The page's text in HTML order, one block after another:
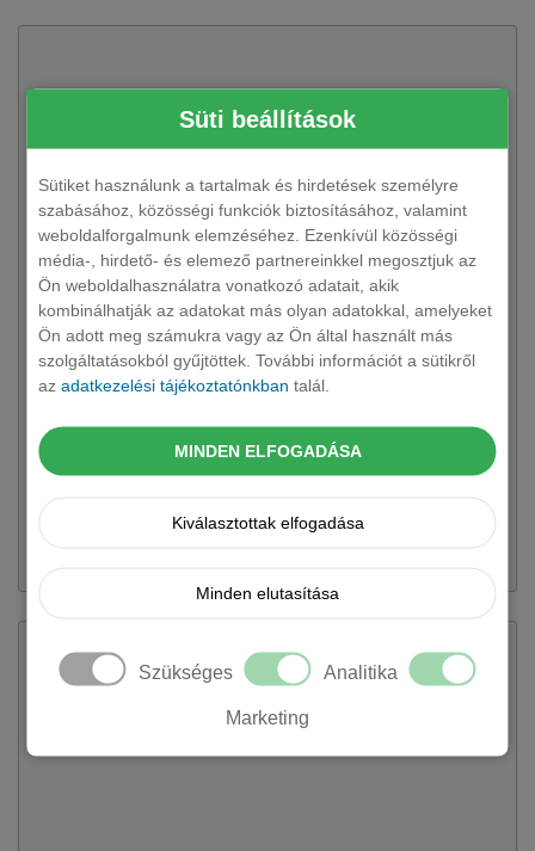
Süti beállítások
Sütiket használunk a tartalmak és hirdetések személyre
szabásához, közösségi funkciók biztosításához, valamint
weboldalforgalmunk elemzéséhez. Ezenkívül közösségi
média-, hirdető- és elemező partnereinkkel megosztjuk az
Ön weboldalhasználatra vonatkozó adatait, akik
kombinálhatják az adatokat más olyan adatokkal, amelyeket
Ön adott meg számukra vagy az Ön által használt más
szolgáltatásokból gyűjtöttek. További információt a sütikről
azadatkezelési tájékoztatónkban talál.
MINDEN ELFOGADÁSA
Kiválasztottak elfogadása
Minden elutasítása
Szükséges Analitika
Marketing
BMW7-es sorozat limuzin
A luxus és innováció új dimenziója. A BMW 7-es széria átírja
a prémium kategória szabályait eleganciájával.